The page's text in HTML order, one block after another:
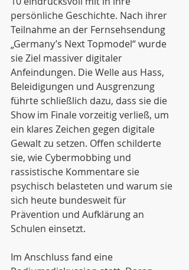
persönliche Geschichte. Nach ihrer
Teilnahme an der Fernsehsendung
„Germany’s Next Topmodel“ wurde
sie Ziel massiver digitaler
Anfeindungen. Die Welle aus Hass,
Beleidigungen und Ausgrenzung
führte schließlich dazu, dass sie die
Show im Finale vorzeitig verließ, um
ein klares Zeichen gegen digitale
Gewalt zu setzen. Offen schilderte
sie, wie Cybermobbing und
rassistische Kommentare sie
psychisch belasteten und warum sie
sich heute bundesweit für
Prävention und Aufklärung an
Schulen einsetzt.
Im Anschluss fand eine